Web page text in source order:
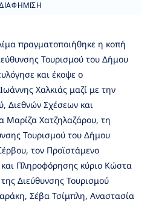
πραγματοποιήθηκε η κοπή
Τουρισμού του Δήμου
και έκοψε ο
Χαλκιάς μαζί με την
Διεθνών Σχέσεων και
Μαρίζα Χατζηλαζάρου, τη
Τουρισμού του Δήμου
τον Προϊστάμενο
Πληροφόρησης κύριο Κώστα
Διεύθυνσης Τουρισμού
Σέβα Τσίμπλη, Αναστασία